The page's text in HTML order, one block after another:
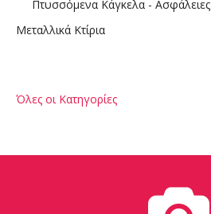
Πτυσσόμενα Κάγκελα - Ασφάλειες
Μεταλλικά Κτίρια
Όλες οι Κατηγορίες